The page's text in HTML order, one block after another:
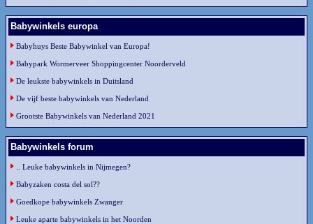
Babywinkels europa
Babyhuys Beste Babywinkel van Europa!
Babypark Wormerveer Shoppingcenter Noorderveld
De leukste babywinkels in Duitsland
De vijf beste babywinkels van Nederland
Grootste Babywinkels van Nederland 2021
Babywinkels forum
.. Leuke babywinkels in Nijmegen?
Babyzaken costa del sol??
Goedkope babywinkels Zwanger
Leuke aparte babywinkels in het Noorden